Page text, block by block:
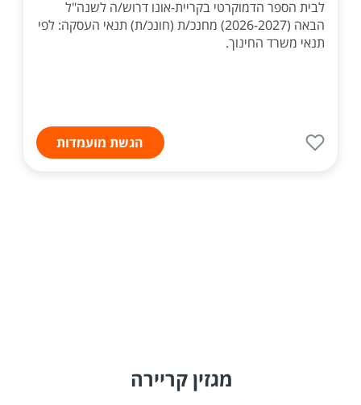
לבית הספר הדמוקרטי בקריית-אונו דרוש/ה לשנה"ל
הבאה (2026-2027) מחנכ/ת (חונכ/ת) תנאי העסקה: לפי
תנאי משרד החינוך.
הגשת מועמדות
מגזין קריירה